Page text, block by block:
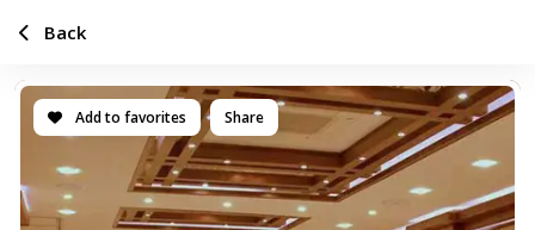
Add to favorites Share
Back